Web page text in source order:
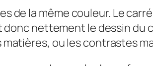
de la même couleur. Le
nettement le dessin du
ou les contrastes